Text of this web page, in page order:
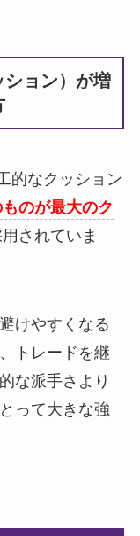
ョン）が増
的なクッション
のが最大のク
されていま
けやすくなる
トレードを継
な派手さより
って大きな強